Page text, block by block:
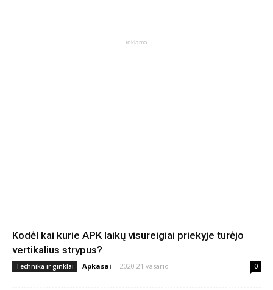
- reklama -
Kodėl kai kurie APK laikų visureigiai priekyje turėjo
vertikalius strypus?
Technika ir ginklai Apkasai - 2020 21 vasario 0